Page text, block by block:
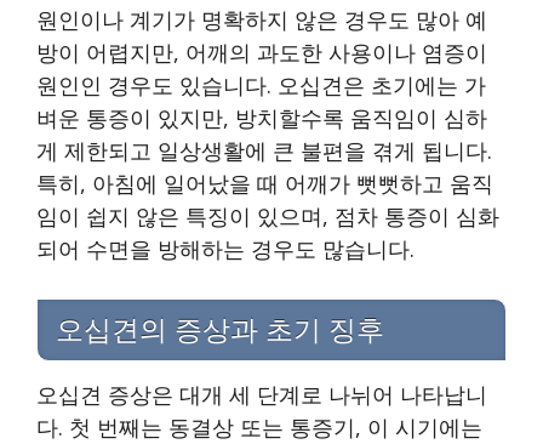
원인이나 계기가 명확하지 않은 경우도 많아 예
방이 어렵지만, 어깨의 과도한 사용이나 염증이
원인인 경우도 있습니다. 오십견은 초기에는 가
벼운 통증이 있지만, 방치할수록 움직임이 심하
게 제한되고 일상생활에 큰 불편을 겪게 됩니다.
특히, 아침에 일어났을 때 어깨가 뻣뻣하고 움직
임이 쉽지 않은 특징이 있으며, 점차 통증이 심화
되어 수면을 방해하는 경우도 많습니다.
오십견의 증상과 초기 징후
오십견 증상은 대개 세 단계로 나뉘어 나타납니
다. 첫 번째는 동결상 또는 통증기, 이 시기에는